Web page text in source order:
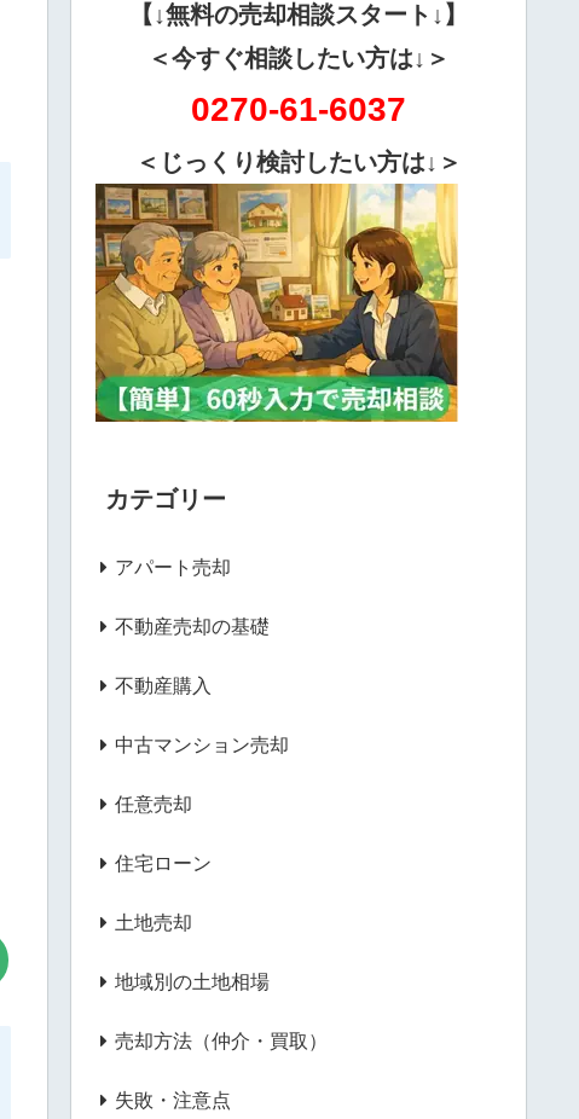
【↓無料の売却相談スタート↓】
＜今すぐ相談したい方は↓＞
0270-61-6037
＜じっくり検討したい方は↓＞
カテゴリー
アパート売却
不動産売却の基礎
不動産購入
中古マンション売却
任意売却
住宅ローン
土地売却
地域別の土地相場
売却方法（仲介・買取）
失敗・注意点